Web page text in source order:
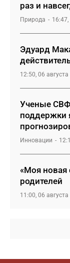
раз и
Природа 16:47,
Эдуард
12:50, 06 августа
Ученые
поддержки
Инновации
«Моя новая
родителей
11:00, 06 августа